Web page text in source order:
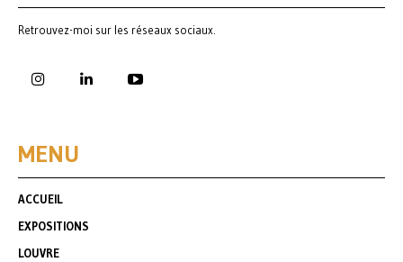
Retrouvez-moi sur les réseaux sociaux.
MENU
ACCUEIL
EXPOSITIONS
LOUVRE